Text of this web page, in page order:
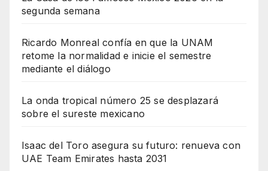
segunda semana
Ricardo Monreal confía en que la UNAM
retome la normalidad e inicie el semestre
mediante el diálogo
La onda tropical número 25 se desplazará
sobre el sureste mexicano
Isaac del Toro asegura su futuro: renueva con
UAE Team Emirates hasta 2031